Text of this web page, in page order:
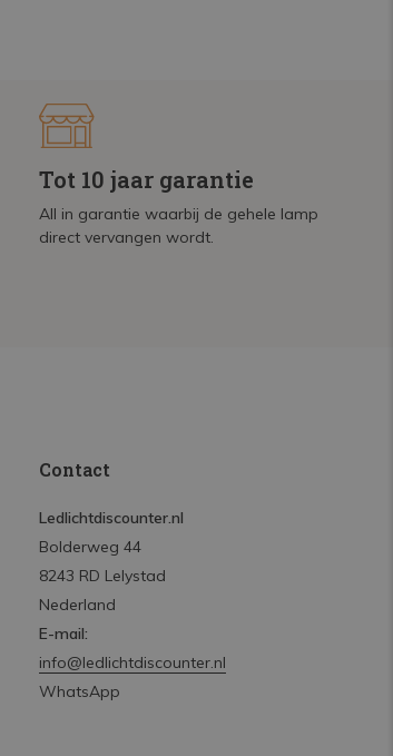
Tot 10 jaar garantie
All in garantie waarbij de gehele lamp
direct vervangen wordt.
Contact
Ledlichtdiscounter.nl
Bolderweg 44
8243 RD Lelystad
Nederland
E-mail:
info@ledlichtdiscounter.nl
WhatsApp